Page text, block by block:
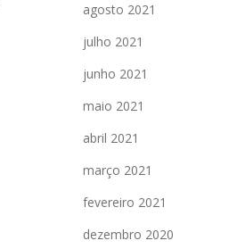
agosto 2021
julho 2021
junho 2021
maio 2021
abril 2021
março 2021
fevereiro 2021
dezembro 2020